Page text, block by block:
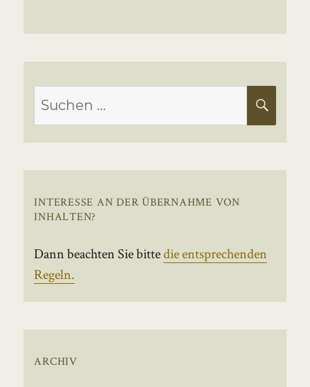
Suchen
nach:
INTERESSE AN DER ÜBERNAHME VON
INHALTEN?
Dann beachten Sie bittedie entsprechenden
Regeln.
ARCHIV